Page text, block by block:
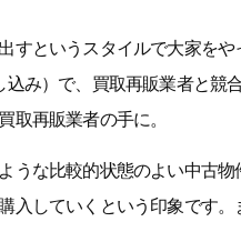
すというスタイルで大家をや
み）で、買取再販業者と競
取再販業者の手に。
うな比較的状態のよい中古
入していくという印象です。